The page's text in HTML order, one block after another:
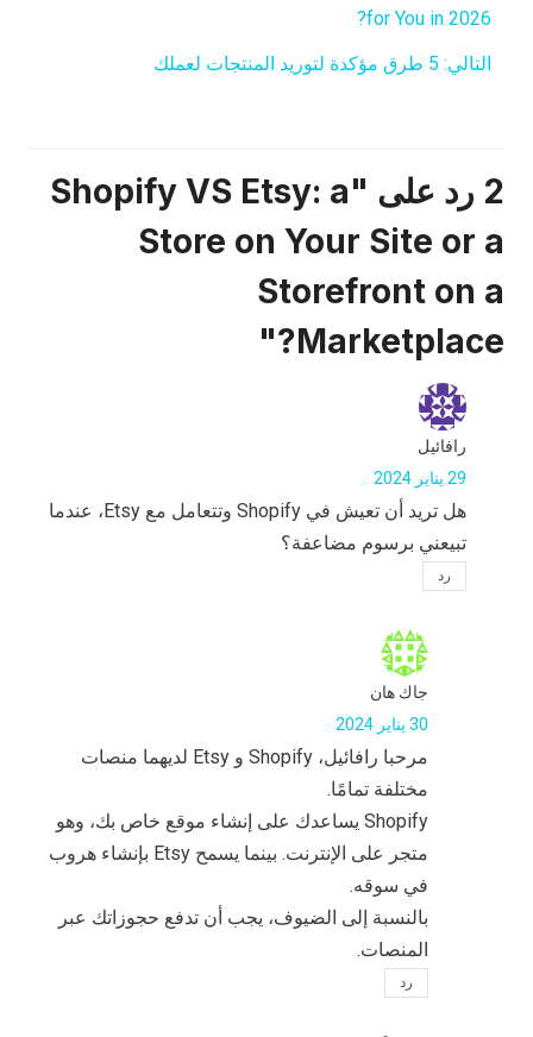
for You in 2026?
التالي: 5 طرق مؤكدة لتوريد المنتجات لعملك
2 رد على "Shopify VS Etsy: a
Store on Your Site or a
Storefront on a
Marketplace?"
رافائيل
29 يناير 2024
هل تريد أن تعيش في Shopify وتتعامل مع Etsy، عندما
تبيعني برسوم مضاعفة؟
رد
جاك هان
30 يناير 2024
مرحبا رافائيل، Shopify و Etsy لديهما منصات
مختلفة تمامًا.
Shopify يساعدك على إنشاء موقع خاص بك، وهو
متجر على الإنترنت. بينما يسمح Etsy بإنشاء هروب
في سوقه.
بالنسبة إلى الضيوف، يجب أن تدفع حجوزاتك عبر
المنصات.
رد